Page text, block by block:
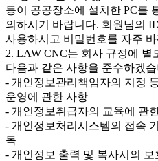
등이 공공장소에 설치한 PC를
의하시기 바랍니다. 회원님의
사용하시고 비밀번호를 자주
2. LAW CNC는 회사 규정에 별
다음과 같은 사항을 준수하겠
- 개인정보관리책임자의 지정
운영에 관한 사항
- 개인정보취급자의 교육에 관
- 개인정보처리시스템의 접속
독
- 개인정보 출력 및 복사시의 보